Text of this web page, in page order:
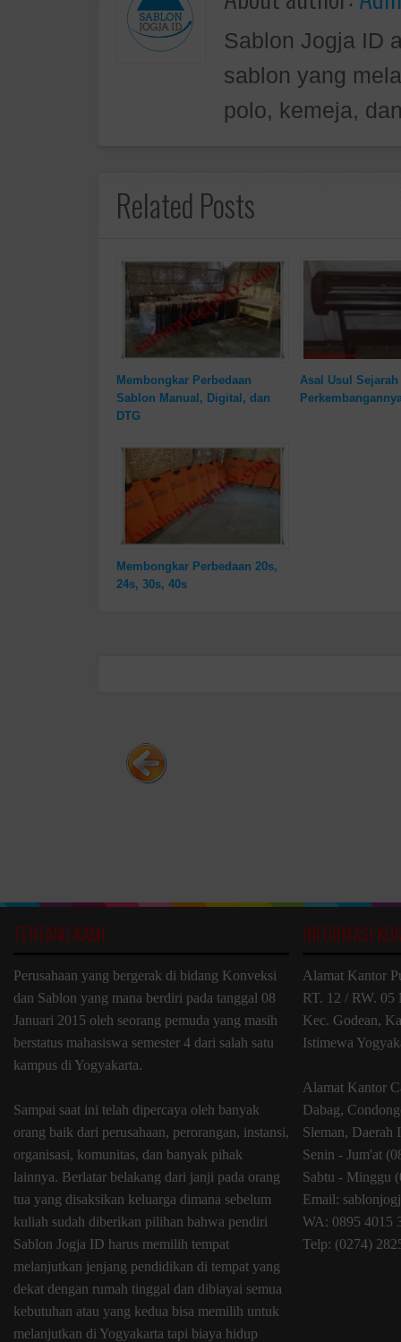
Sablon Jogja ID
sablon yang
polo, kemeja,
Related Posts
Membongkar Perbedaan
Sablon Manual, Digital, dan
DTG
Asal Usul
Membongkar Perbedaan 20s,
24s, 30s, 40s
TENTANG KAMI
Perusahaan yang bergerak di bidang Konveksi
dan Sablon yang mana berdiri pada tanggal 08
Januari 2015 oleh seorang pemuda yang masih
berstatus mahasiswa semester 4 dari salah satu
kampus di Yogyakarta.
Sampai saat ini telah dipercaya oleh banyak
orang baik dari perusahaan, perorangan, instansi,
organisasi, komunitas, dan banyak pihak
lainnya. Berlatar belakang dari janji pada orang
tua yang disaksikan keluarga dimana sebelum
kuliah sudah diberikan pilihan bahwa pendiri
Sablon Jogja ID harus memilih tempat
melanjutkan jenjang pendidikan di tempat yang
dekat dengan rumah tinggal dan dibiayai semua
kebutuhan atau yang kedua bisa memilih untuk
melanjutkan di Yogyakarta tapi biaya hidup
INFORMASI
Alamat Kantor
RT. 12 / RW. 05
Kec. Godean,
Istimewa
Alamat Kantor
Dabag,
Sleman, Daerah
Senin - Jum'at
Sabtu - Minggu
Email:
WA: 0895 4015
Telp: (0274)